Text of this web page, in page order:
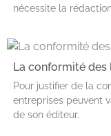
nécessite la
La conformité
Pour justifier de la
entreprises peuvent
de son éditeur.